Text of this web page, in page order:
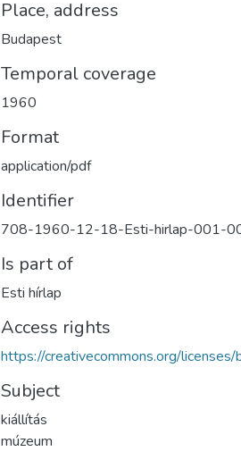
Place, address
Budapest
Temporal coverage
1960
Format
application/pdf
Identifier
708-1960-12-18-Esti-hirlap-001-
Is part of
Esti hírlap
Access rights
https://creativecommons.org/
Subject
kiállítás
múzeum